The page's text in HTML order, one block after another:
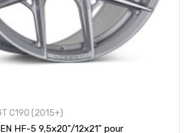
C190 (2015+)
HF-5 9,5x20"/12x21" pour